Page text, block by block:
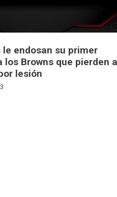
le endosan su primer
los Browns que pierden a
lesión